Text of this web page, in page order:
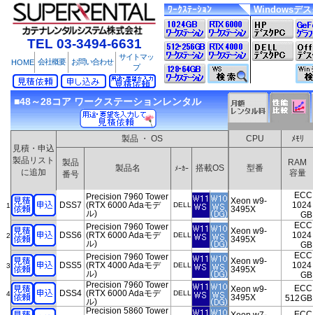
TEL 03-3494-6631
HOME 会社概要 お問い合わせ
サイトマッ
プ
ﾜｰｸｽﾃｰｼｮﾝ Windowsデス
■48～28コア ワークステーションレンタル
見積・申込
製品リスト
に追加
製品 ・ OS CPU ﾒﾓﾘ
製品
番号
製品名 ﾒｰｶｰ 搭載OS 型番
RAM
容量
1 DSS7
Precision 7960 Tower
(RTX 6000 Adaモデ
ル)
DELL
Xeon w9-
3495X
ECC
1024
GB
2 DSS6
Precision 7960 Tower
(RTX 6000 Adaモデ
ル)
DELL
Xeon w9-
3495X
ECC
1024
GB
3 DSS5
Precision 7960 Tower
(RTX 4000 Adaモデ
ル)
DELL
Xeon w9-
3495X
ECC
1024
GB
4 DSS4
Precision 7960 Tower
(RTX 6000 Adaモデ
ル)
DELL
Xeon w9-
3495X
ECC
512GB
Precision 5860 Tower